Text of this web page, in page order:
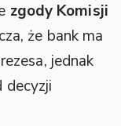
zgody Komisji
że bank ma
jednak
decyzji